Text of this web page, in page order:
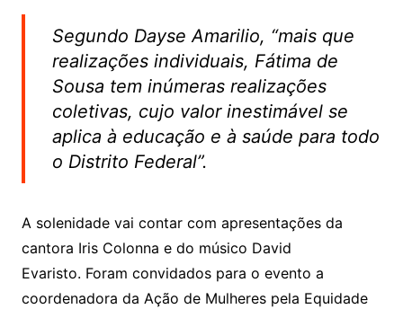
Segundo Dayse Amarilio, “mais que
realizações individuais, Fátima de
Sousa tem inúmeras realizações
coletivas, cujo valor inestimável se
aplica à educação e à saúde para todo
o Distrito Federal”.
A solenidade vai contar com apresentações da
cantora Iris Colonna e do músico David
Evaristo. Foram convidados para o evento a
coordenadora da Ação de Mulheres pela Equidade